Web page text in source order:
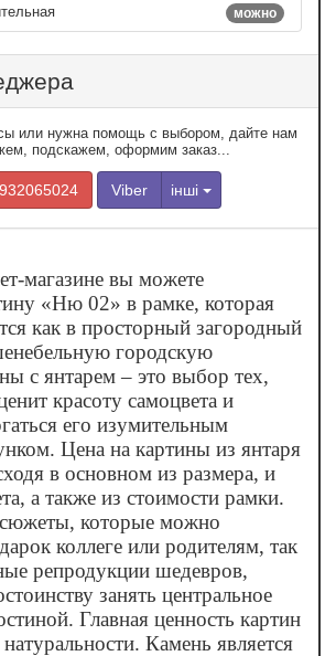
можно
или нужна помощь с выбором, дайте нам
подскажем, оформим заказ...
Viber інші
магазине вы можете
«‎Ню 02» в рамке, которая
как в просторный загородный
городскую
с янтарем – это выбор тех,
красоту самоцвета и
его изумительным
Цена на картины из янтаря
в основном из размера, и
а также из стоимости рамки.
которые можно
коллеге или родителям, так
репродукции шедевров,
занять центральное
Главная ценность картин
Камень является